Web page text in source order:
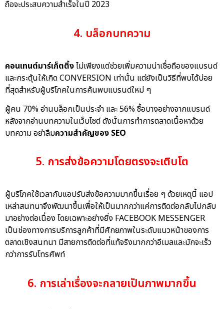
ถือจะประสบความสำเร็จในปี 2023
4. บล็อกบทความ
คอนเทนต์มาร์เก็ตติ้งไม่เพียงแต่ช่วยเพิ่มความน่าเชื่อถือของแบรนด์
และกระตุ้นให้เกิด CONVERSION เท่านั้น แต่ยังเป็นวิธีที่พบได้บ่อย
ที่สุดสำหรับผู้บริโภคในการค้นพบแบรนด์ใหม่ ๆ
ผู้คน 70% อ่านบล็อกเป็นประจำ และ 56% ซื้อบางอย่างจากแบรนด์
หลังจากอ่านบทความในเว็บไซต์ ดังนั้นการทำการตลาดเนื้อหาด้วย
บทความ อย่าลืมความสำคัญของ SEO
5. การส่งข้อความโดยตรงจะเติบโต
ผู้บริโภคใช้เวลากับแอปรับส่งข้อความมากขึ้นเรื่อย ๆ ด้วยเหตุนี้ แอป
เหล่าสนทนาจึงพัฒนาขึ้นเพื่อให้เป็นมากกว่าแค่การติดต่อกลับไปกลับ
มาอย่างต่อเนื่อง โดยเฉพาะอย่างยิ่ง FACEBOOK MESSENGER
เป็นช่องทางการบริการลูกค้าที่มีศักยภาพในระดับแนวหน้าของการ
ตลาดเชิงสนทนา มีสายการติดต่อที่แท้จริงมากกว่าอีเมลและมักจะเร็ว
กว่าการรับโทรศัพท์
6. การเล่าเรื่องจะกลายเป็นภาพมากขึ้น